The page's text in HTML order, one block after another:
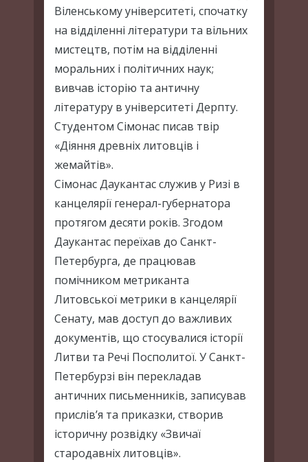
Віленському університеті, спочатку
на відділенні літератури та вільних
мистецтв, потім на відділенні
моральних і політичних наук;
вивчав історію та античну
літературу в університеті Дерпту.
Студентом Сімонас писав твір
«Діяння древніх литовців і
жемайтів».
Сімонас Даукантас служив у Ризі в
канцелярії генерал-губернатора
протягом десяти років. Згодом
Даукантас переїхав до Санкт-
Петербурга, де працював
помічником метриканта
Литовської метрики в канцелярії
Сенату, мав доступ до важливих
документів, що стосувалися історії
Литви та Речі Посполитої. У Санкт-
Петербурзі він перекладав
античних письменників, записував
прислів’я та приказки, створив
історичну розвідку «Звичаї
стародавніх литовців».